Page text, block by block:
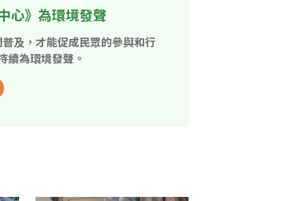
心》為環境發聲
及，才能促成民眾的參與和行
續為環境發聲。